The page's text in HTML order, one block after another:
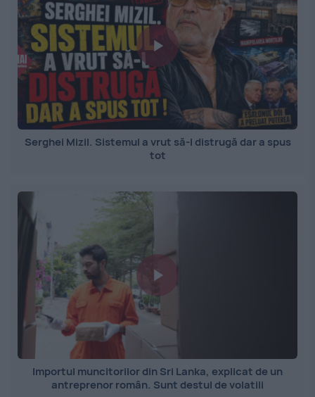
Serghei Mizil. Sistemul a vrut să-l distrugă dar a spus
tot
Importul muncitorilor din Sri Lanka, explicat de un
antreprenor român. Sunt destul de volatili